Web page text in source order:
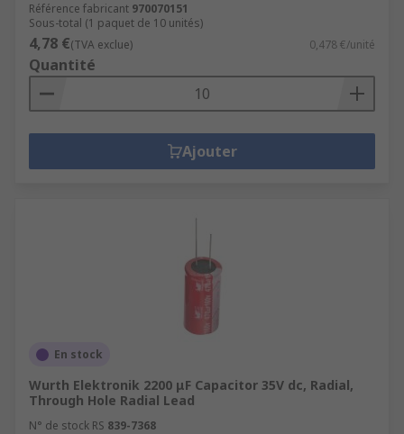
Référence fabricant 970070151
Sous-total (1 paquet de 10 unités)
4,78 €(TVA exclue) 0,478 €/unité
Quantité
Ajouter
En stock
Wurth Elektronik 2200 μF Capacitor 35V dc, Radial,
Through Hole Radial Lead
N° de stock RS 839-7368